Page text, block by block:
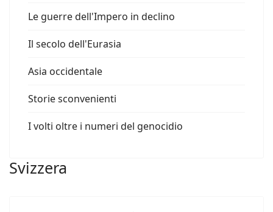
Le guerre dell'Impero in declino
Il secolo dell'Eurasia
Asia occidentale
Storie sconvenienti
I volti oltre i numeri del genocidio
Svizzera